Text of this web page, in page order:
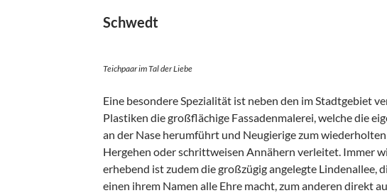
Schwedt
Teichpaar im Tal der Liebe
Eine besondere Spezialität ist neben den im Stadtgebiet
Plastiken die großflächige Fassadenmalerei, welche die
an der Nase herumführt und Neugierige zum
Hergehen oder schrittweisen Annähern verleitet. Immer
erhebend ist zudem die großzügig angelegte Lindenallee,
einen ihrem Namen alle Ehre macht, zum anderen direkt